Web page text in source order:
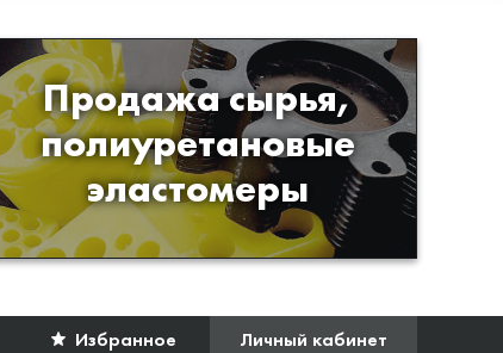
Продажа сырья,
полиуретановые
эластомеры
Продажа сырья для
производства изделий из
полиуретана
Избранное Личный кабинет